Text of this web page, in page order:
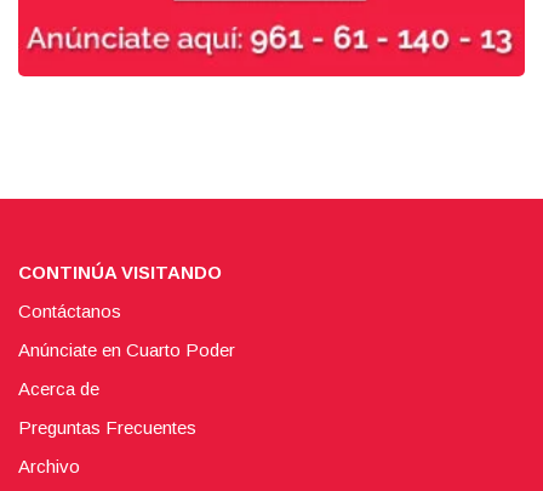
CONTINÚA VISITANDO
Contáctanos
Anúnciate en Cuarto Poder
Acerca de
Preguntas Frecuentes
Archivo